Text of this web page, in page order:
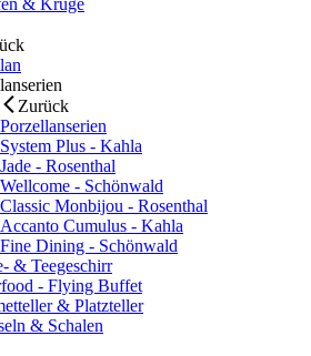
& Krüge
Zurück
Porzellanserien
System Plus - Kahla
Jade - Rosenthal
Wellcome - Schönwald
Classic Monbijou - Rosenthal
Accanto Cumulus - Kahla
Fine Dining - Schönwald
& Teegeschirr
- Flying Buffet
& Platzteller
& Schalen